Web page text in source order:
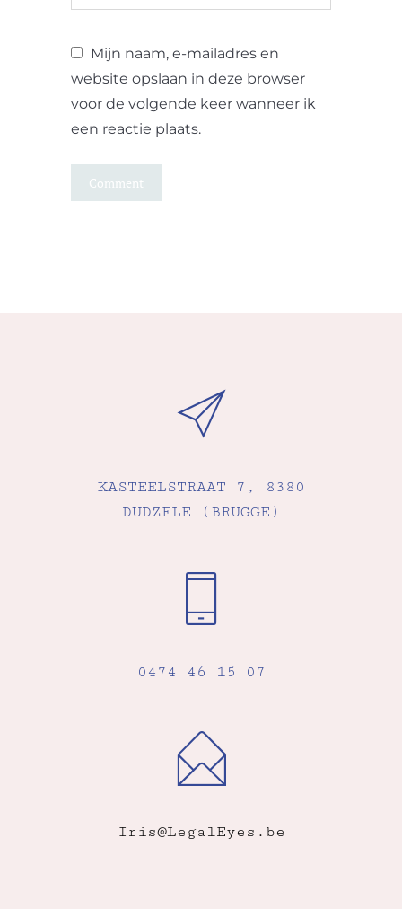
Mijn naam, e-mailadres en
website opslaan in deze browser
voor de volgende keer wanneer ik
een reactie plaats.
KASTEELSTRAAT 7, 8380
DUDZELE (BRUGGE)
0474 46 15 07
Iris@LegalEyes.be